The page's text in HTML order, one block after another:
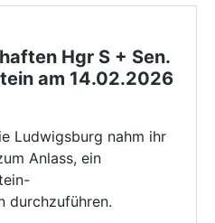
Hgr S + Sen.
am 14.02.2026
Ludwigsburg nahm ihr
Anlass, ein
durchzuführen.